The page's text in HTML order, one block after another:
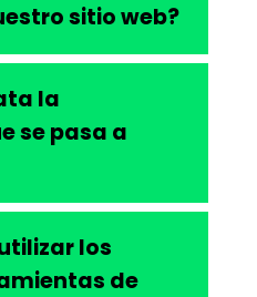
sitio web?
la
se pasa a
los
de